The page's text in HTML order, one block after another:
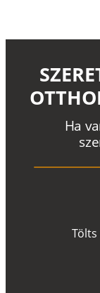
Tölts
Ha va
sze